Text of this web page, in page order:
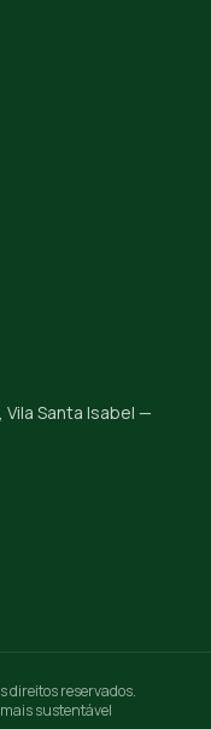
Vila Santa Isabel —
direitos reservados.
sustentável